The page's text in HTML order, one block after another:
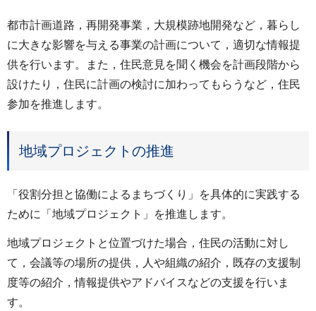
都市計画道路，再開発事業，大規模跡地開発など，暮らし
に大きな影響を与える事業の計画について，適切な情報提
供を行います。また，住民意見を聞く機会を計画段階から
設けたり，住民に計画の検討に加わってもらうなど，住民
参加を推進します。
地域プロジェクトの推進
「役割分担と協働によるまちづくり」を具体的に実践する
ために「地域プロジェクト」を推進します。
地域プロジェクトと位置づけた場合，住民の活動に対し
て，会議等の場所の提供，人や組織の紹介，既存の支援制
度等の紹介，情報提供やアドバイスなどの支援を行いま
す。